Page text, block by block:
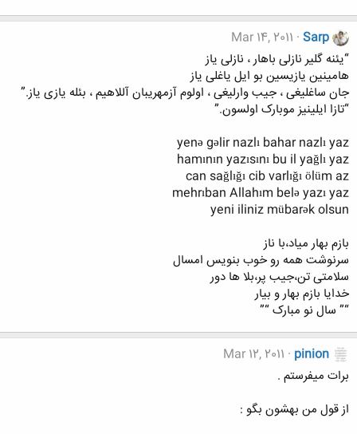
Sarp
Mar 14, 2011
“یئنه گلیر نازلی باهار ، نازلی یاز
هامینین یازیسین بو ایل یاغلی یاز
جان ساغلیغی ، جیب وارلیغی ، اولوم آزمهریبان آللاهیم ، بئله یازی یاز.”
“تازا ایلینیز موبارک اولسون.”
yenə gəlir nazlı bahar nazlı yaz
hamının yazısını bu il yağlı yaz
can sağlığı cib varlığı ölüm az
mehrıban Allahım belə yazı yaz
yeni iliniz mübarək olsun
بازم بهار میاد،با ناز
سرنوشت همه رو خوب بنویس امسال
سلامتی تن،جیب پر،بلا ها دور
خدایا بازم بهار و بیار
“” سال نو مبارک “”
pinion
Mar 12, 2011
برات میفرستم .
از قول من بهشون بگو :